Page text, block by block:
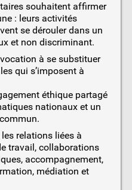
souhaitent affirmer
: leurs activités
se dérouler dans un
et non discriminant.
à se substituer
qui s’imposent à
éthique partagé
nationaux et un
relations liées à
travail, collaborations
accompagnement,
médiation et